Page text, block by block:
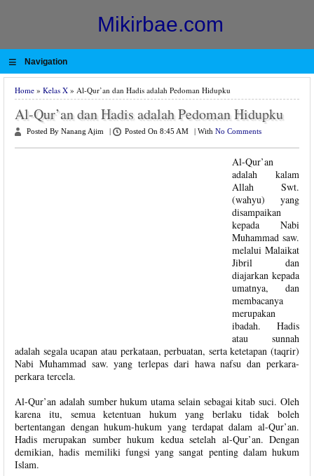
Mikirbae.com
≡ Navigation
Home » Kelas X » Al-Qur’an dan Hadis adalah Pedoman Hidupku
Al-Qur’an dan Hadis adalah Pedoman Hidupku
Posted By Nanang Ajim Posted On 8:45 AM With No Comments
Al-Qur’an
adalah kalam
Allah Swt.
(wahyu) yang
disampaikan
kepada Nabi
Muhammad saw.
melalui Malaikat
Jibril dan
diajarkan kepada
umatnya, dan
membacanya
merupakan
ibadah. Hadis
atau sunnah
adalah segala ucapan atau perkataan, perbuatan, serta ketetapan (taqrir)
Nabi Muhammad saw. yang terlepas dari hawa nafsu dan perkara-
perkara tercela.
Al-Qur’an adalah sumber hukum utama selain sebagai kitab suci. Oleh
karena itu, semua ketentuan hukum yang berlaku tidak boleh
bertentangan dengan hukum-hukum yang terdapat dalam al-Qur’an.
Hadis merupakan sumber hukum kedua setelah al-Qur’an. Dengan
demikian, hadis memiliki fungsi yang sangat penting dalam hukum
Islam.